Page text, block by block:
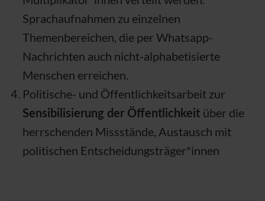
Sprachaufnahmen zu einzelnen
Themenbereichen, die per Whatsapp-
Nachrichten auch nicht-alphabetisierte
Menschen erreichen.
Politische- und Öffentlichkeitsarbeit zur
Sensibilisierung der Öffentlichkeit über die
herrschenden Missstände, Austausch mit
politischen Entscheidungsträger*innen